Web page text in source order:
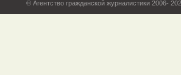
© Агентство гражданской журналистики